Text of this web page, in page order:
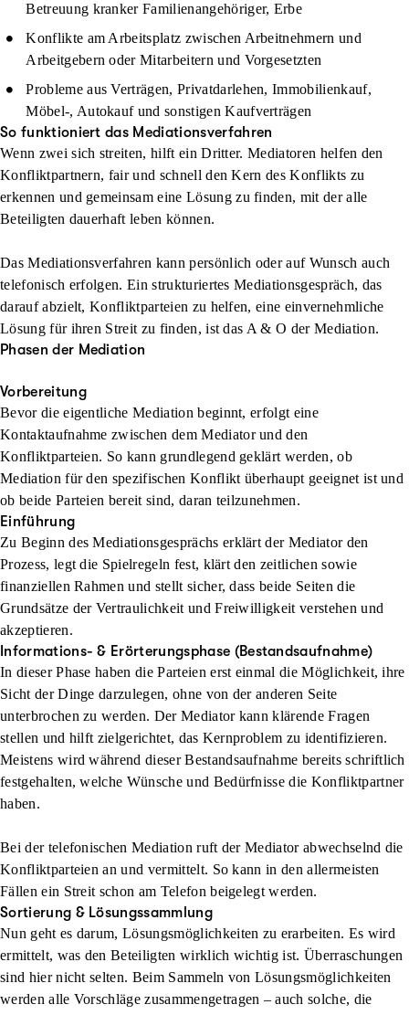
Betreuung kranker Familienangehöriger, Erbe
Konflikte am Arbeitsplatz zwischen Arbeitnehmern und
Arbeitgebern oder Mitarbeitern und Vorgesetzten
Probleme aus Verträgen, Privatdarlehen, Immobilienkauf,
Möbel-, Autokauf und sonstigen Kaufverträgen
So funktioniert das Mediationsverfahren
Wenn zwei sich streiten, hilft ein Dritter. Mediatoren helfen den
Konfliktpartnern, fair und schnell den Kern des Konflikts zu
erkennen und gemeinsam eine Lösung zu finden, mit der alle
Beteiligten dauerhaft leben können.
Das Mediationsverfahren kann persönlich oder auf Wunsch auch
telefonisch erfolgen. Ein strukturiertes Mediationsgespräch, das
darauf abzielt, Konfliktparteien zu helfen, eine einvernehmliche
Lösung für ihren Streit zu finden, ist das A & O der Mediation.
Phasen der Mediation
Vorbereitung
Bevor die eigentliche Mediation beginnt, erfolgt eine
Kontaktaufnahme zwischen dem Mediator und den
Konfliktparteien. So kann grundlegend geklärt werden, ob
Mediation für den spezifischen Konflikt überhaupt geeignet ist und
ob beide Parteien bereit sind, daran teilzunehmen.
Einführung
Zu Beginn des Mediationsgesprächs erklärt der Mediator den
Prozess, legt die Spielregeln fest, klärt den zeitlichen sowie
finanziellen Rahmen und stellt sicher, dass beide Seiten die
Grundsätze der Vertraulichkeit und Freiwilligkeit verstehen und
akzeptieren.
Informations- & Erörterungsphase (Bestandsaufnahme)
In dieser Phase haben die Parteien erst einmal die Möglichkeit, ihre
Sicht der Dinge darzulegen, ohne von der anderen Seite
unterbrochen zu werden. Der Mediator kann klärende Fragen
stellen und hilft zielgerichtet, das Kernproblem zu identifizieren.
Meistens wird während dieser Bestandsaufnahme bereits schriftlich
festgehalten, welche Wünsche und Bedürfnisse die Konfliktpartner
haben.
Bei der telefonischen Mediation ruft der Mediator abwechselnd die
Konfliktparteien an und vermittelt. So kann in den allermeisten
Fällen ein Streit schon am Telefon beigelegt werden.
Sortierung & Lösungssammlung
Nun geht es darum, Lösungsmöglichkeiten zu erarbeiten. Es wird
ermittelt, was den Beteiligten wirklich wichtig ist. Überraschungen
sind hier nicht selten. Beim Sammeln von Lösungsmöglichkeiten
werden alle Vorschläge zusammengetragen – auch solche, die